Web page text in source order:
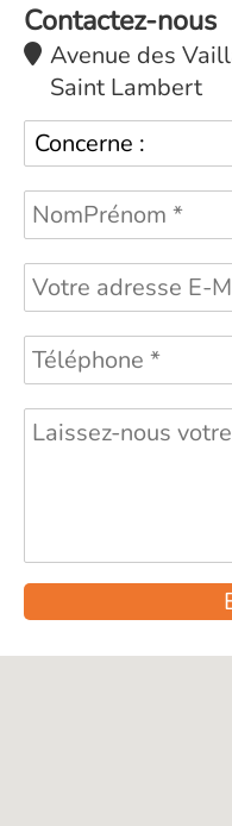
Contactez-nous
Avenue des
Saint Lambert